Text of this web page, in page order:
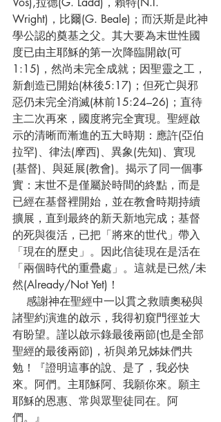
Wright)，比爾(G. Beale)；而沃斯是此神
學公認的奠基之父。其大要為末世性國
度已由主耶穌的第一次降臨開啟(可
1:15)，然尚未完全成就；因聖靈之工，
新創造已開始(林後5:17)；但死亡與邪
惡仍未完全消滅(林前15:24–26)；直待
主二次再來，國度將完全實現。聖經啟
示的清晰而漸進的五大時期：應許(亞伯
拉罕)、律法(摩西)、異象(先知)、實現
(基督)、與延展(教會)。揭示了同一個事
實：末世不是僅屬於時間的終點，而是
已經在基督裡開始，並在教會時期持續
擴展，直到最終的新天新地完成；基督
的死與復活，已把「將來的世代」帶入
「現在的歷史」。因此信徒現在是活在
「兩個時代的重疊處」。這就是已然/未
然(Already/Not Yet)！
諸聖約演進的啟示，我得初窺門徑並大
有盼望。謹以啟示錄最後兩節(也是全部
聖經的最後兩節)，祈與弟兄姊妹們共
勉！『證明這事的說、是了，我必快
來。阿們。主耶穌阿、我願你來。願主
耶穌的恩惠、常與眾聖徒同在。阿
們。』